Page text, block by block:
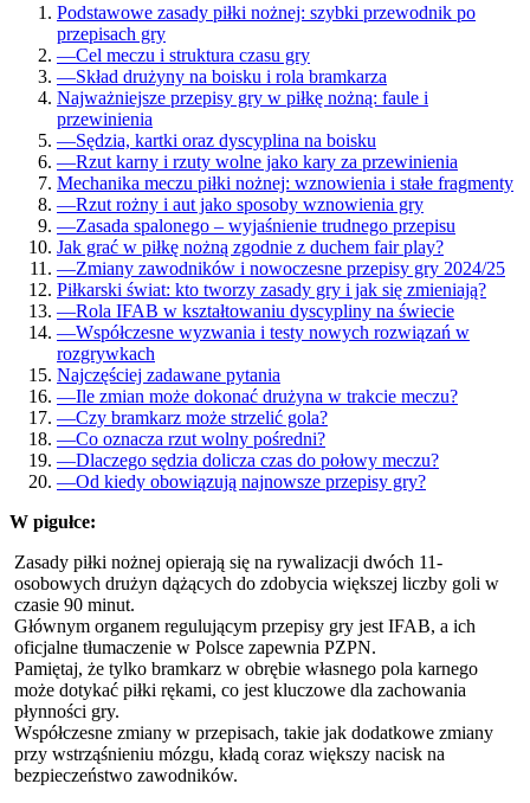
Podstawowe zasady piłki nożnej: szybki przewodnik po
przepisach gry
—Cel meczu i struktura czasu gry
—Skład drużyny na boisku i rola bramkarza
Najważniejsze przepisy gry w piłkę nożną: faule i
przewinienia
—Sędzia, kartki oraz dyscyplina na boisku
—Rzut karny i rzuty wolne jako kary za przewinienia
Mechanika meczu piłki nożnej: wznowienia i stałe fragmenty
—Rzut rożny i aut jako sposoby wznowienia gry
—Zasada spalonego – wyjaśnienie trudnego przepisu
Jak grać w piłkę nożną zgodnie z duchem fair play?
—Zmiany zawodników i nowoczesne przepisy gry 2024/25
Piłkarski świat: kto tworzy zasady gry i jak się zmieniają?
—Rola IFAB w kształtowaniu dyscypliny na świecie
—Współczesne wyzwania i testy nowych rozwiązań w
rozgrywkach
Najczęściej zadawane pytania
—Ile zmian może dokonać drużyna w trakcie meczu?
—Czy bramkarz może strzelić gola?
—Co oznacza rzut wolny pośredni?
—Dlaczego sędzia dolicza czas do połowy meczu?
—Od kiedy obowiązują najnowsze przepisy gry?
W pigułce:
Zasady piłki nożnej opierają się na rywalizacji dwóch 11-
osobowych drużyn dążących do zdobycia większej liczby goli w
czasie 90 minut.
Głównym organem regulującym przepisy gry jest IFAB, a ich
oficjalne tłumaczenie w Polsce zapewnia PZPN.
Pamiętaj, że tylko bramkarz w obrębie własnego pola karnego
może dotykać piłki rękami, co jest kluczowe dla zachowania
płynności gry.
Współczesne zmiany w przepisach, takie jak dodatkowe zmiany
przy wstrząśnieniu mózgu, kładą coraz większy nacisk na
bezpieczeństwo zawodników.